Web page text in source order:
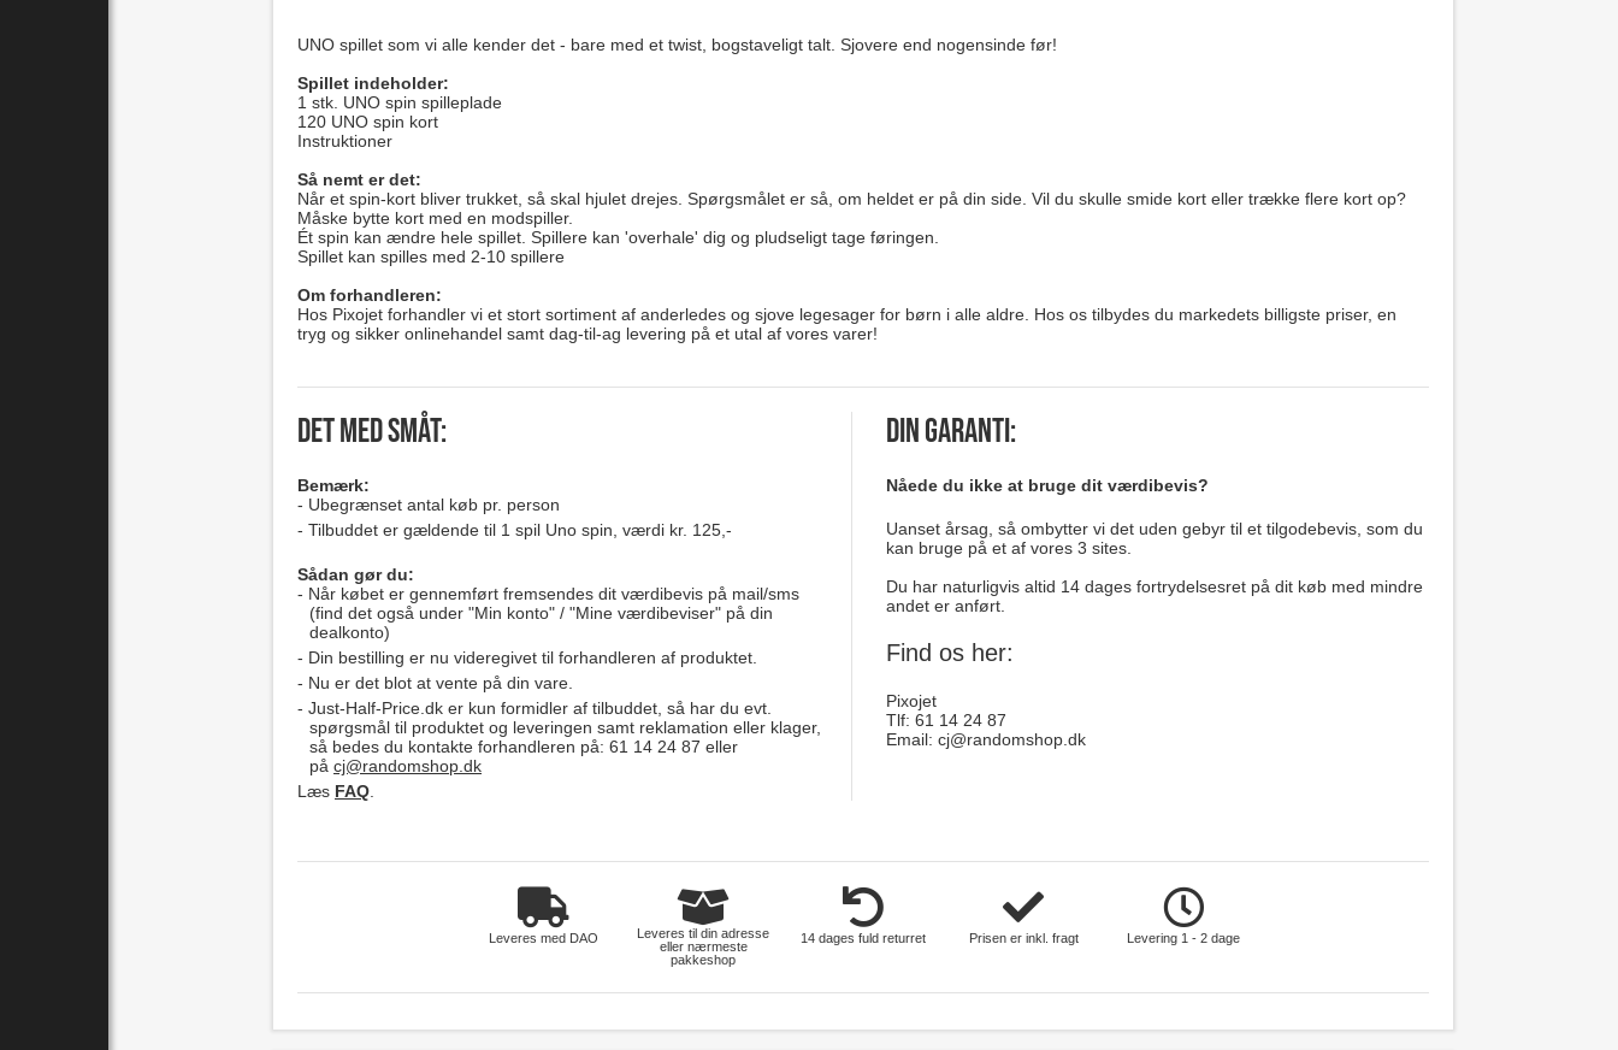
UNO spillet som vi alle kender det - bare med et twist, bogstaveligt talt. Sjovere end nogensinde før!
Spillet indeholder:
1 stk. UNO spin spilleplade
120 UNO spin kort
Instruktioner
Så nemt er det:
Når et spin-kort bliver trukket, så skal hjulet drejes. Spørgsmålet er så, om heldet er på din side. Vil du skulle smide kort eller trække flere kort op?
Måske bytte kort med en modspiller.
Ét spin kan ændre hele spillet. Spillere kan 'overhale' dig og pludseligt tage føringen.
Spillet kan spilles med 2-10 spillere
Om forhandleren:
Hos Pixojet forhandler vi et stort sortiment af anderledes og sjove legesager for børn i alle aldre. Hos os tilbydes du markedets billigste priser, en
tryg og sikker onlinehandel samt dag-til-ag levering på et utal af vores varer!
Det med småt:
Bemærk:
Ubegrænset antal køb pr. person
Tilbuddet er gældende til 1 spil Uno spin, værdi kr. 125,-
Sådan gør du:
Når købet er gennemført fremsendes dit værdibevis på mail/sms
(find det også under "Min konto" / "Mine værdibeviser" på din
dealkonto)
Din bestilling er nu videregivet til forhandleren af produktet.
Nu er det blot at vente på din vare.
Just-Half-Price.dk er kun formidler af tilbuddet, så har du evt.
spørgsmål til produktet og leveringen samt reklamation eller klager,
så bedes du kontakte forhandleren på: 61 14 24 87 eller
på cj@randomshop.dk
Læs FAQ
Din garanti:
Nåede du ikke at bruge dit værdibevis?
Uanset årsag, så ombytter vi det uden gebyr til et tilgodebevis, som du
kan bruge på et af vores 3 sites.
Du har naturligvis altid 14 dages fortrydelsesret på dit køb med mindre
andet er anført.
Find os her:
Pixojet
Tlf: 61 14 24 87
Email:cj@randomshop.dk
Leveres med DAO
Leveres til din adresse
eller nærmeste
pakkeshop
14 dages fuld returret Prisen er inkl. fragt Levering 1 - 2 dage